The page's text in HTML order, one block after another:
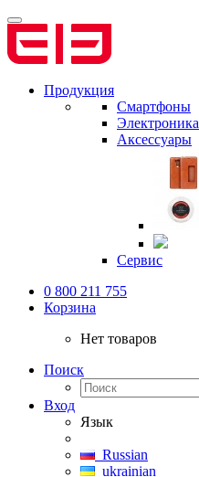
Продукция
Смартфоны
Электроника
Аксессуары
Сервис
0 800 211 755
Корзина
Нет товаров
Поиск
Вход
Язык
Russian
ukrainian